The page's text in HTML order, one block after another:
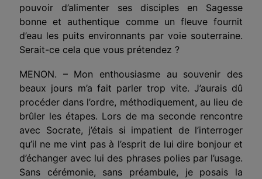
pouvoir d’alimenter ses disciples en Sagesse
bonne et authentique comme un fleuve fournit
d’eau les puits environnants par voie souterraine.
Serait-ce cela que vous prétendez ?
MENON. – Mon enthousiasme au souvenir des
beaux jours m’a fait parler trop vite. J’aurais dû
procéder dans l’ordre, méthodiquement, au lieu de
brûler les étapes. Lors de ma seconde rencontre
avec Socrate, j’étais si impatient de l’inter­roger
qu’il ne me vint pas à l’esprit de lui dire bonjour et
d’échanger avec lui des phrases polies par l’usage.
Sans céré­monie, sans préambule, je posais la